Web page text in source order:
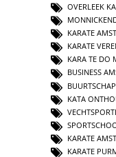
OVERLEEK
KARATE
KARATE
KARA TE DO
BUSINESS
KATA
KARATE
KARATE